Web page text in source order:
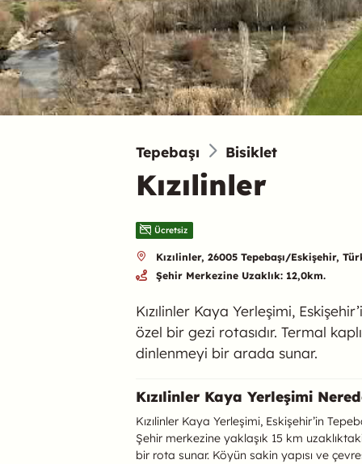
Tepebaşı Bisiklet
Kızılinler
Kızılinler Kaya Yerleşimi,
özel bir gezi rotasıdır. Termal
dinlenmeyi bir arada sunar.
Ücretsiz
Kızılinler, 26005 Tepebaşı/Eskişehir,
Şehir Merkezine Uzaklık: 12,0km.
Kızılinler Hakkında
Kızılinler Kaya Yerleşimi
Kızılinler Kaya Yerleşimi, Eskişehir’in
Şehir merkezine yaklaşık 15 km
bir rota sunar. Köyün sakin yapısı ve